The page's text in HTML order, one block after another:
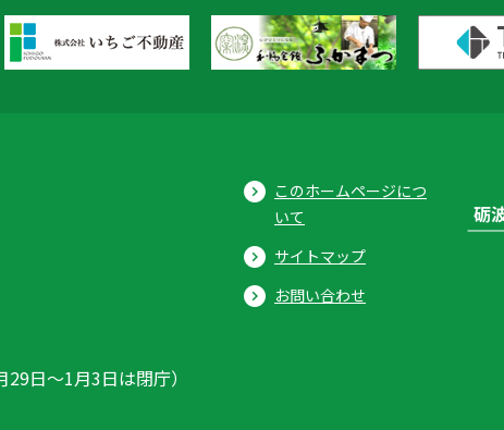
日〜1月3日は閉庁）
このホームページにつ
いて
サイトマップ
お問い合わせ